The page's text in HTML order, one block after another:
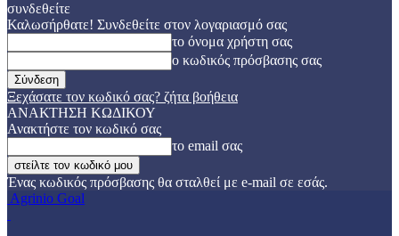
συνδεθείτε
Καλωσήρθατε! Συνδεθείτε στον λογαριασμό σας
το όνομα χρήστη σας
ο κωδικός πρόσβασης σας
Ξεχάσατε τον κωδικό σας? ζήτα βοήθεια
ΑΝΑΚΤΗΣΗ ΚΩΔΙΚΟΥ
Ανακτήστε τον κωδικό σας
το email σας
Ένας κωδικός πρόσβασης θα σταλθεί με e-mail σε εσάς.
Agrinio Goal